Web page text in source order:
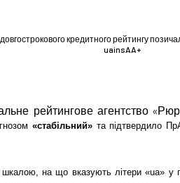
кредитного рейтингу
uainsAA+
рейтингове агентство
«стабільний» та підтвердило
на що вказують літери «ua» у